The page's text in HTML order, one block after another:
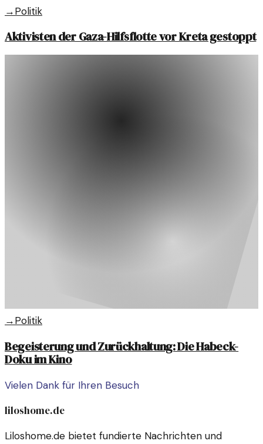
→Politik
Aktivisten der Gaza-Hilfsflotte vor Kreta gestoppt
→Politik
Begeisterung und Zurückhaltung: Die Habeck-
Doku im Kino
Vielen Dank für Ihren Besuch
liloshome.de
Liloshome.de bietet fundierte Nachrichten und